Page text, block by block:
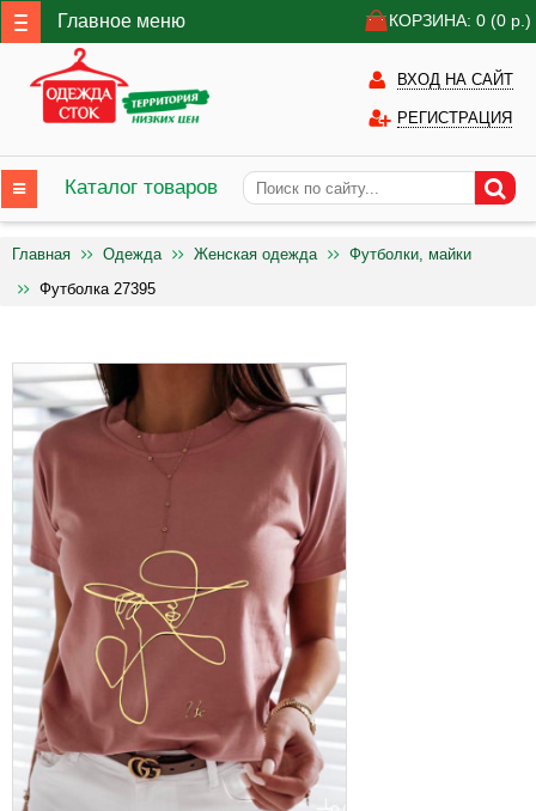
Главное меню КОРЗИНА: 0 (0 р.)
ВХОД НА САЙТ
РЕГИСТРАЦИЯ
Каталог товаров
Главная Одежда Женская одежда
Футболки, майки
Футболка 27395